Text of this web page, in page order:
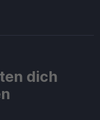
dich